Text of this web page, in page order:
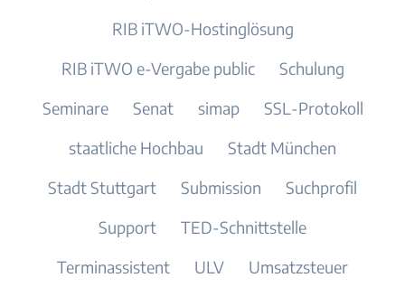
RIB iTWO-Hostinglösung
RIB iTWO e-Vergabe public
Schulung
Seminare
Senat simap
SSL-Protokoll
staatliche Hochbau
Stadt München
Stadt Stuttgart
Submission
Suchprofil
Support
TED-Schnittstelle
Terminassistent
ULV Umsatzsteuer